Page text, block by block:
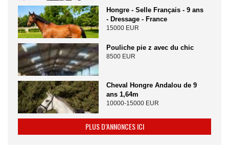
Hongre - Selle Français - 9 ans
- Dressage - France
15000 EUR
Pouliche pie z avec du chic
8500 EUR
Cheval Hongre Andalou de 9
ans 1,64m
10000-15000 EUR
PLUS D’ANNONCES ICI